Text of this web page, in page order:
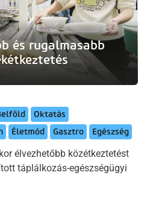
és rugalmasabb
Oktatás
Életmód Gasztro Egészség
élvezhetőbb közétkeztetést
táplálkozás-egészségügyi